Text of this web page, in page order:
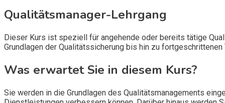
Qualitätsmanager-Lehrgang
Dieser Kurs ist speziell für angehende oder bereits tätige
Grundlagen der Qualitätssicherung bis hin zu
Was erwartet Sie in diesem Kurs?
Sie werden in die Grundlagen des Qualitätsmanagements